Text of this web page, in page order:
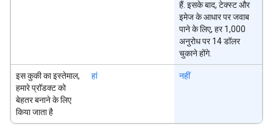
हैं. इसके बाद, टेक्स्ट और
इमेज के आधार पर जवाब
पाने के लिए, हर 1,000
अनुरोध पर 14 डॉलर
चुकाने होंगे.
इस कुकी का इस्तेमाल,
हमारे प्रॉडक्ट को
बेहतर बनाने के लिए
किया जाता है
हां नहीं